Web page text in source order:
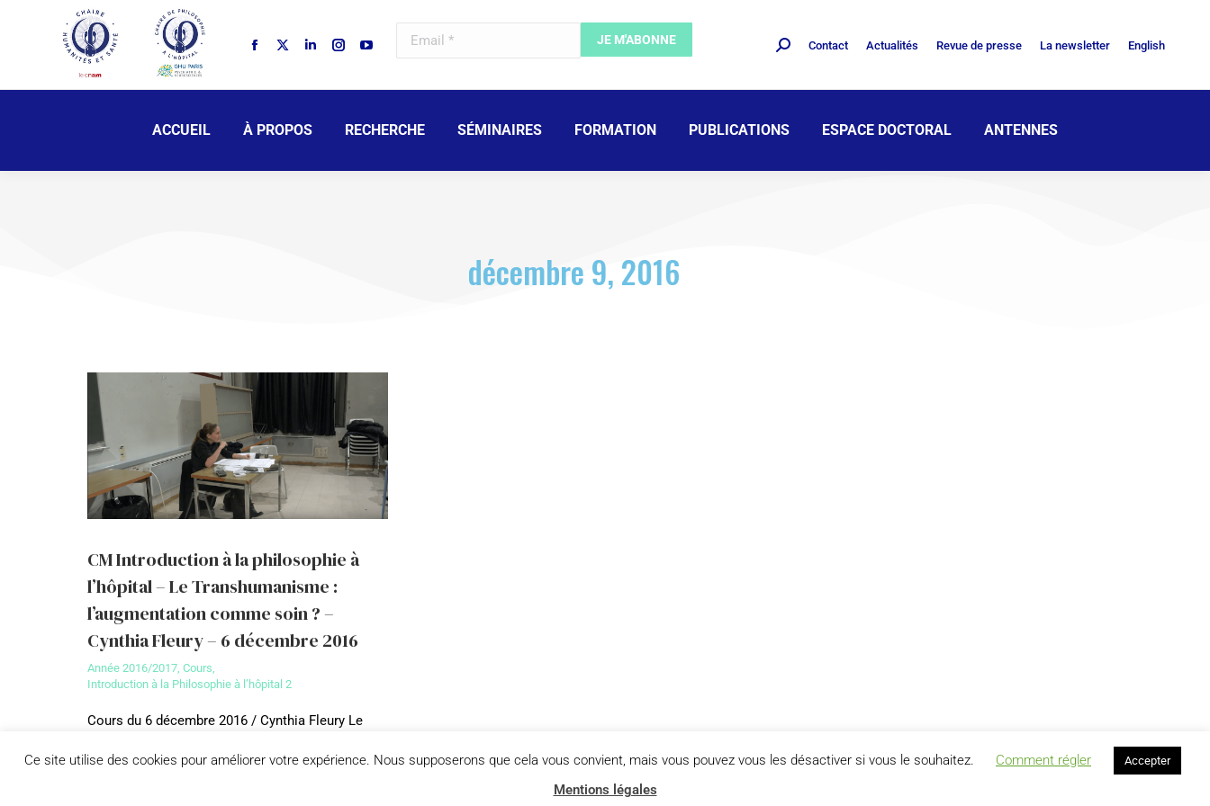
Contact Actualités Revue de presse La newsletter English
ACCUEIL À PROPOS RECHERCHE SÉMINAIRES FORMATION PUBLICATIONS ESPACE DOCTORAL ANTENNES
décembre 9, 2016
CM Introduction à la philosophie à
l’hôpital – Le Transhumanisme :
l’augmentation comme soin ? –
Cynthia Fleury – 6 décembre 2016
Année 2016/2017 ,Cours
Introduction à la Philosophie à l’hôpital 2
Cours du 6 décembre 2016 / Cynthia Fleury Le
Le mouvement transhumaniste a pris son essor à
Ce site utilise des cookies pour améliorer votre expérience. Nous supposerons que cela vous convient, mais vous pouvez vous les désactiver si vous le souhaitez. Comment régler Accepter
Mentions légales